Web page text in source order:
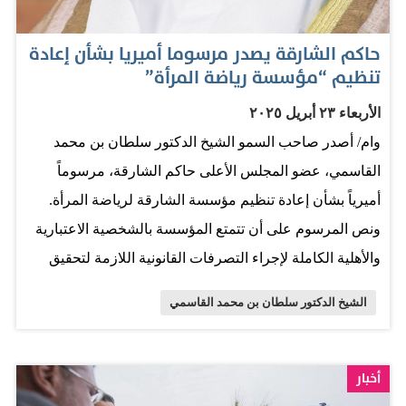
السمو الشيخ الدكتور سلطان بن محمد القاسمي، عضو
المجلس الأعلى حاكم الشارقة، بتخصيص 2.5 مليون درهم
لدعم مكتبات الإمارة، تشكل استثماراً في تنمية الإنسان
وتعزيز المعرفة، وتمثل أكثر من دعم لمكتبات الشارقة؛ إذ هي
محفز لقطاع النشر في العالم وخاصة في الوطن العربي،
يسهم في ترسيخ عمل هذا القطاع الحيوي ودعم استمراريته.
وأضافت أن منحة سموه تشكل كذلك دعماً للقراء، وفرصة
للأجيال الجديدة كي تكتشف وتسأل وتبتكر، وأن تمكين
الناشرين هو امتداد لهذه…
حاكم الشارقة يصدر مرسوما أميريا بشأن إعادة
تنظيم “مؤسسة رياضة المرأة”
الأربعاء ٢٣ أبريل ٢٠٢٥
وام/ أصدر صاحب السمو الشيخ الدكتور سلطان بن محمد
القاسمي، عضو المجلس الأعلى حاكم الشارقة، مرسوماً
أميرياً بشأن إعادة تنظيم مؤسسة الشارقة لرياضة المرأة.
ونص المرسوم على أن تتمتع المؤسسة بالشخصية الاعتبارية
والأهلية الكاملة لإجراء التصرفات القانونية اللازمة لتحقيق
قرينة صاحب السمو حاكم الإمارة، ويعاونها مستشار متخصص
في المجال من ذوي الخبرة والكفاءة في مجالات عمل
الشيخ الدكتور سلطان بن محمد القاسمي
أخبار